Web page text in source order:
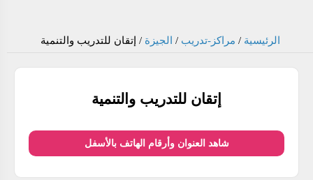
الرئيسية / مراكز-تدريب / الجيزة / إتقان للتدريب والتنمية
إتقان للتدريب والتنمية
شاهد العنوان وأرقام الهاتف بالأسفل